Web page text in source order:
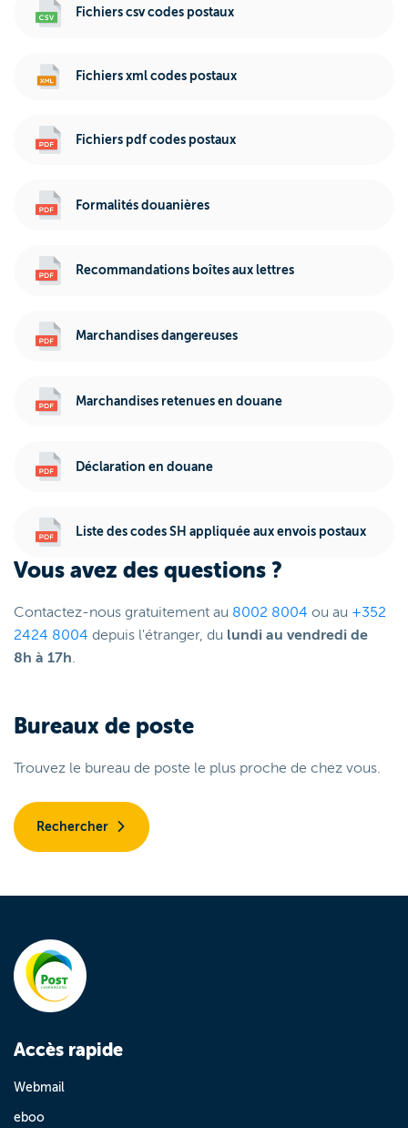
Fichiers csv codes postaux
Fichiers xml codes postaux
Fichiers pdf codes postaux
Formalités douanières
Recommandations boîtes aux lettres
Marchandises dangereuses
Marchandises retenues en douane
Déclaration en douane
Liste des codes SH appliquée aux envois postaux
Vous avez des questions ?
Contactez-nous gratuitement au 8002 8004 ou au +352
2424 8004 depuis l'étranger, du lundi au vendredi de
8h à 17h
Bureaux de poste
Trouvez le bureau de poste le plus proche de chez vous.
Rechercher
Accès rapide
Webmail
eboo